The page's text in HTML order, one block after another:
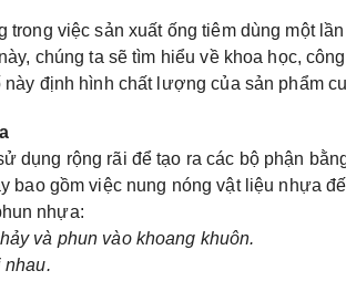
trong việc sản xuất ống tiêm dùng một
chúng ta sẽ tìm hiểu về khoa học,
định hình chất lượng của sản phẩm
dụng rộng rãi để tạo ra các bộ phận
bao gồm việc nung nóng vật liệu nhựa
nhựa:
và phun vào khoang khuôn.
nhau.